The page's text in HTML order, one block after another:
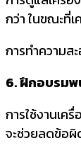
กว่า ในขณะที่
การทำความส
6. ฝึกอบรมพ
การใช้งานเค
จะช่วยลดข้อผิ